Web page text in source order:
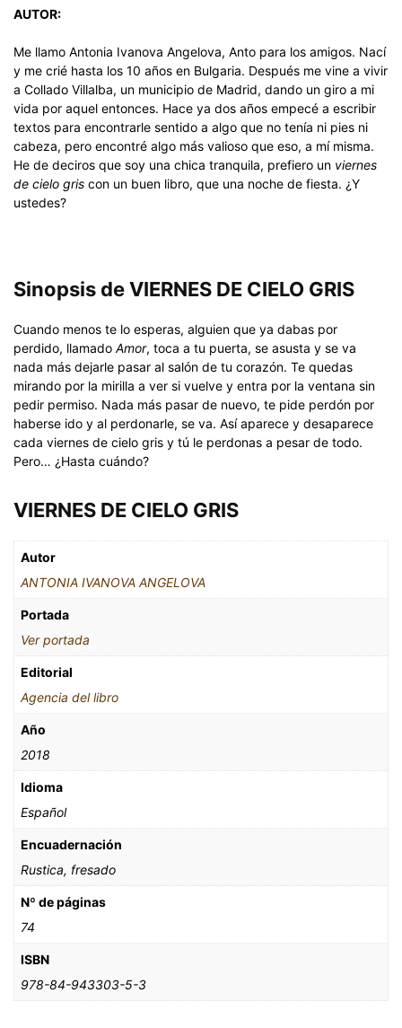
AUTOR:
Me llamo Antonia Ivanova Angelova, Anto para los amigos. Nací
y me crié hasta los 10 años en Bulgaria. Después me vine a vivir
a Collado Villalba, un municipio de Madrid, dando un giro a mi
vida por aquel entonces. Hace ya dos años empecé a escribir
textos para encontrarle sentido a algo que no tenía ni pies ni
cabeza, pero encontré algo más valioso que eso, a mí misma.
He de deciros que soy una chica tranquila, prefiero un viernes
de cielo gris con un buen libro, que una noche de fiesta. ¿Y
ustedes?
Sinopsis de VIERNES DE CIELO GRIS
Cuando menos te lo esperas, alguien que ya dabas por
perdido, llamado Amor, toca a tu puerta, se asusta y se va
nada más dejarle pasar al salón de tu corazón. Te quedas
mirando por la mirilla a ver si vuelve y entra por la ventana sin
pedir permiso. Nada más pasar de nuevo, te pide perdón por
haberse ido y al perdonarle, se va. Así aparece y desaparece
cada viernes de cielo gris y tú le perdonas a pesar de todo.
Pero… ¿Hasta cuándo?
VIERNES DE CIELO GRIS
Autor
ANTONIA IVANOVA ANGELOVA
Portada
Ver portada
Editorial
Agencia del libro
Año
2018
Idioma
Español
Encuadernación
Rustica, fresado
Nº de páginas
74
ISBN
978-84-943303-5-3